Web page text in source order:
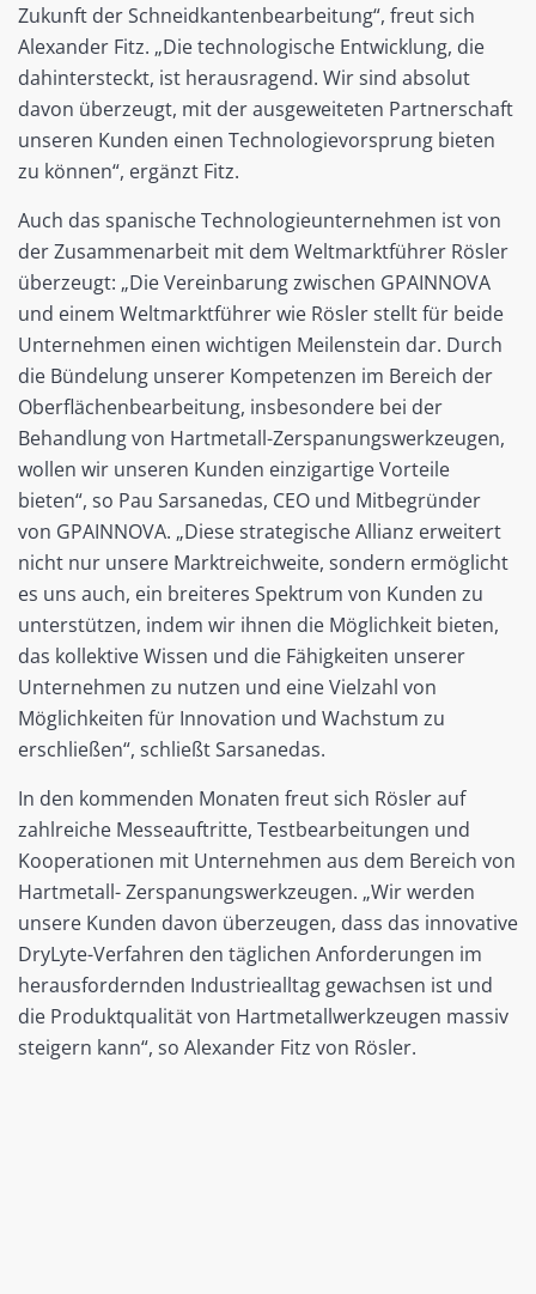
Zukunft der Schneidkantenbearbeitung“, freut sich
Alexander Fitz. „Die technologische Entwicklung, die
dahintersteckt, ist herausragend. Wir sind absolut
davon überzeugt, mit der ausgeweiteten Partnerschaft
unseren Kunden einen Technologievorsprung bieten
zu können“, ergänzt Fitz.
Auch das spanische Technologieunternehmen ist von
der Zusammenarbeit mit dem Weltmarktführer Rösler
überzeugt: „Die Vereinbarung zwischen GPAINNOVA
und einem Weltmarktführer wie Rösler stellt für beide
Unternehmen einen wichtigen Meilenstein dar. Durch
die Bündelung unserer Kompetenzen im Bereich der
Oberflächenbearbeitung, insbesondere bei der
Behandlung von Hartmetall-Zerspanungswerkzeugen,
wollen wir unseren Kunden einzigartige Vorteile
bieten“, so Pau Sarsanedas, CEO und Mitbegründer
von GPAINNOVA. „Diese strategische Allianz erweitert
nicht nur unsere Marktreichweite, sondern ermöglicht
es uns auch, ein breiteres Spektrum von Kunden zu
unterstützen, indem wir ihnen die Möglichkeit bieten,
das kollektive Wissen und die Fähigkeiten unserer
Unternehmen zu nutzen und eine Vielzahl von
Möglichkeiten für Innovation und Wachstum zu
erschließen“, schließt Sarsanedas.
In den kommenden Monaten freut sich Rösler auf
zahlreiche Messeauftritte, Testbearbeitungen und
Kooperationen mit Unternehmen aus dem Bereich von
Hartmetall- Zerspanungswerkzeugen. „Wir werden
unsere Kunden davon überzeugen, dass das innovative
DryLyte-Verfahren den täglichen Anforderungen im
herausfordernden Industriealltag gewachsen ist und
die Produktqualität von Hartmetallwerkzeugen massiv
steigern kann“, so Alexander Fitz von Rösler.